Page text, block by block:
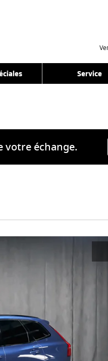
Service
votre échange.